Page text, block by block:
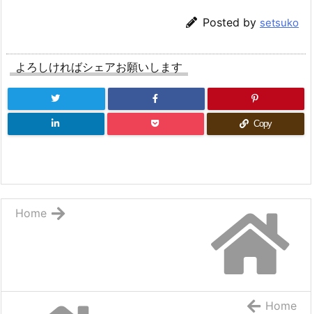
Posted by setsuko
よろしければシェアお願いします
Copy
Home
Home